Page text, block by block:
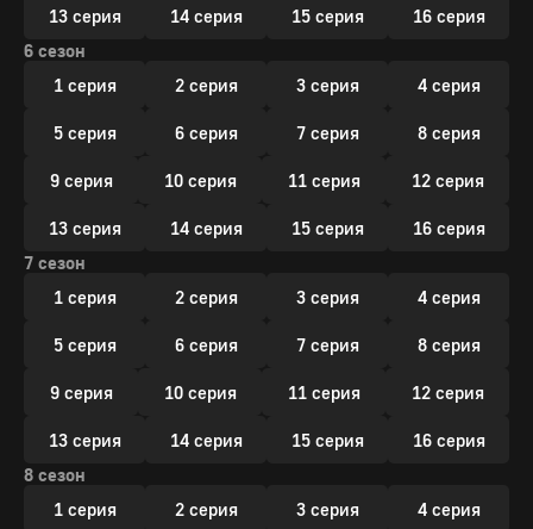
13 серия 14 серия 15 серия
16 серия
6 сезон
1 серия
2 серия 3 серия 4 серия
5 серия 6 серия 7 серия 8 серия
9 серия 10 серия 11 серия 12 серия
13 серия 14 серия 15 серия
16 серия
7 сезон
1 серия
2 серия 3 серия 4 серия
5 серия 6 серия 7 серия 8 серия
9 серия 10 серия 11 серия 12 серия
13 серия 14 серия 15 серия
16 серия
8 сезон
1 серия
2 серия 3 серия 4 серия